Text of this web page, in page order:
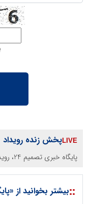
پخش زنده رویداد
پایگاه خبری تصمیم 24، رویداد جدیدی را ثبت نکرده است.
::بیشتر بخوانید از